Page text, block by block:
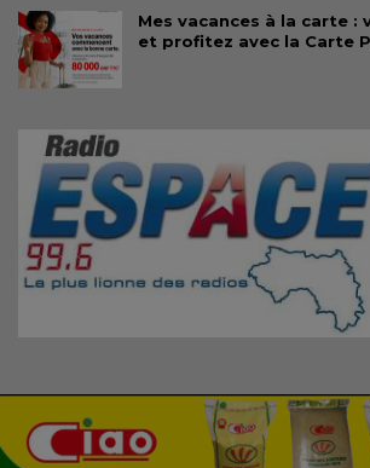
Mes vacances à la carte :
et profitez avec la Carte